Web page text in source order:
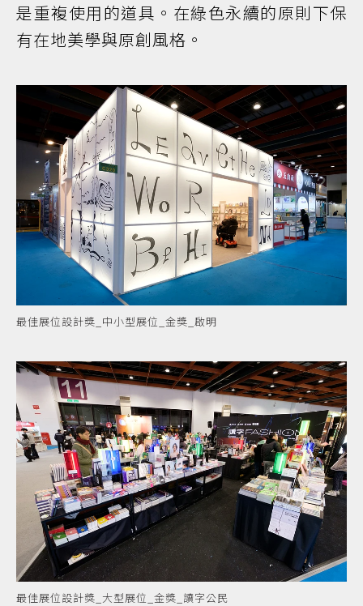
是重複使用的道具。在綠色永續的原則下保
有在地美學與原創風格。
最佳展位設計獎_中小型展位_金獎_啟明
最佳展位設計獎_大型展位_金獎_讀字公民